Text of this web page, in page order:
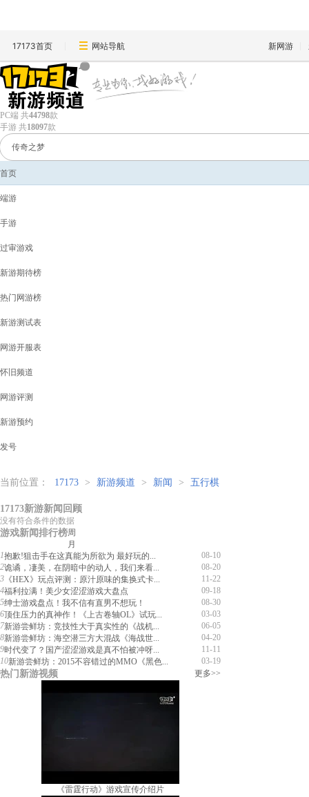
17173首页 网站导航 新网游
PC端 共44798款
手游 共18097款
首页
端游
手游
过审游戏
新游期待榜
热门网游榜
新游测试表
网游开服表
怀旧频道
网游评测
新游预约
发号
当前位置： 17173 > 新游频道 > 新闻 > 五行棋
17173新游新闻回顾
没有符合条件的数据
游戏新闻排行榜周
月
1
08-10
抱歉!狙击手在这真能为所欲为 最好玩的...
2
08-20
诡谲，凄美，在阴暗中的动人，我们来看...
3
11-22
《HEX》玩点评测：原汁原味的集换式卡...
4
09-18
福利拉满！美少女涩涩游戏大盘点
5
08-30
绅士游戏盘点！我不信有直男不想玩！
6
03-03
顶住压力的真神作！《上古卷轴OL》试玩...
7
06-05
新游尝鲜坊：竞技性大于真实性的《战机...
8
04-20
新游尝鲜坊：海空潜三方大混战《海战世...
9
11-11
时代变了？国产涩涩游戏是真不怕被冲呀...
10
03-19
新游尝鲜坊：2015不容错过的MMO《黑色...
热门新游视频 更多>>
《雷霆行动》游戏宣传介绍片